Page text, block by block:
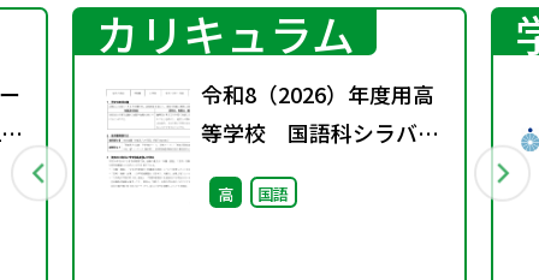
カリキュラム
令和8（2026）年度用高
等学校 国語科シラバス
案・ルーブリック
高 国語